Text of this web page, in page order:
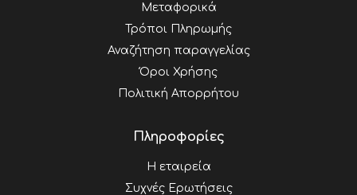
Μεταφορικά
Τρόποι Πληρωμής
Αναζήτηση παραγγελίας
Όροι Χρήσης
Πολιτική Απορρήτου
Πληροφορίες
Η εταιρεία
Συχνές Ερωτήσεις